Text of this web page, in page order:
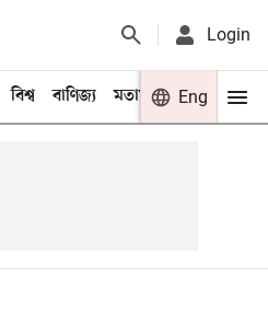
Login
বিশ্ব বাণিজ্য মতামত খেলা
Eng